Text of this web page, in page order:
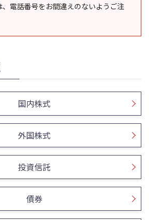
、電話番号をお間違えのないようご注
国内株式
外国株式
投資信託
債券